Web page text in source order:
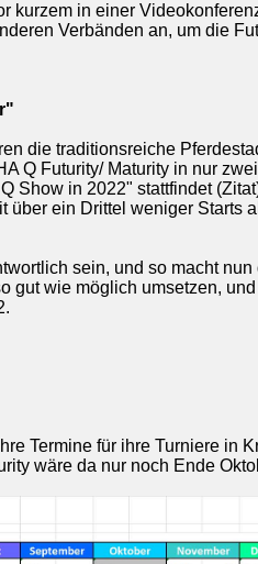
kurzem in einer
Verbänden an, um die
die traditionsreiche
Q Futurity/ Maturity in nur
Show in 2022" stattfindet
über ein Drittel weniger Starts
sein, und so macht nun
gut wie möglich umsetzen,
Termine für ihre Turniere in
wäre da nur noch Ende